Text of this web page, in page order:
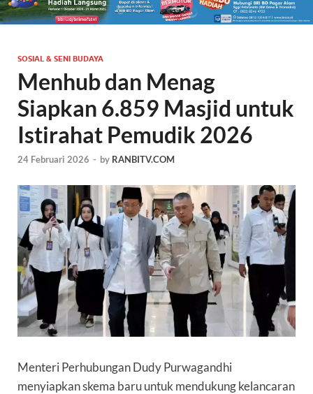
SOSIAL & SENI BUDAYA
Menhub dan Menag
Siapkan 6.859 Masjid untuk
Istirahat Pemudik 2026
24 Februari 2026 - by RANBITV.COM
Menteri Perhubungan Dudy Purwagandhi
menyiapkan skema baru untuk mendukung kelancaran